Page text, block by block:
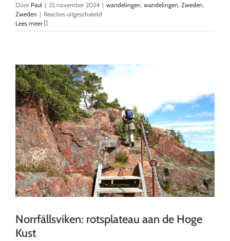
Door Paul | 25 november 2024 | wandelingen, wandelingen, Zweden,
Zweden | Reacties uitgeschakeld
door
Skåne
Lees meer
Norrfällsviken: rotsplateau aan de Hoge
Kust